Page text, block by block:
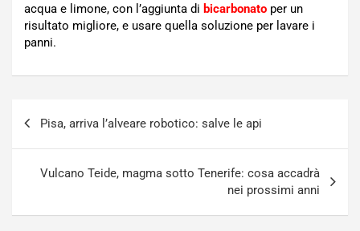
acqua e limone, con l’aggiunta di bicarbonato per un
risultato migliore, e usare quella soluzione per lavare i
panni.
articoli
Pisa, arriva l’alveare robotico: salve le api
Vulcano Teide, magma sotto Tenerife: cosa accadrà
nei prossimi anni